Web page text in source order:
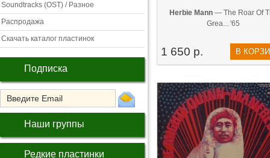
Soundtracks (OST) / Разное
Распродажа
Скачать каталог пластинок
Подписка
Наши группы
Редкие пластинки
Herbie Mann— The Roar Of
Grea... '65
1 650 р. В